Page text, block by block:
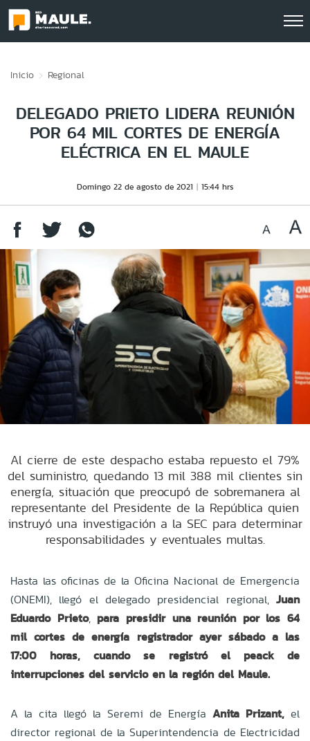
Inicio Regional
DELEGADO PRIETO LIDERA REUNIÓN
POR 64 MIL CORTES DE ENERGÍA
ELÉCTRICA EN EL MAULE
Domingo 22 de agosto de 2021 15:44 hrs
Al cierre de este despacho estaba repuesto el 79%
del suministro, quedando 13 mil 388 mil clientes sin
energía, situación que preocupó de sobremanera al
representante del Presidente de la República quien
instruyó una investigación a la SEC para determinar
responsabilidades y eventuales multas.
Hasta las oficinas de la Oficina Nacional de Emergencia
(ONEMI), llegó el delegado presidencial regional, Juan
Eduardo Prieto, para presidir una reunión por los 64
mil cortes de energía registrador ayer sábado a las
17:00 horas, cuando se registró el peack de
interrupciones del servicio en la región del Maule.
A la cita llegó la Seremi de Energía Anita Prizant, el
director regional de la Superintendencia de Electricidad